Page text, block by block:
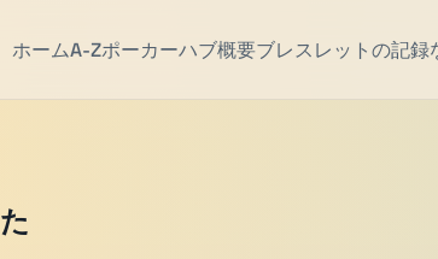
ホームA-Zポーカーハブ概要ブレスレットの記録